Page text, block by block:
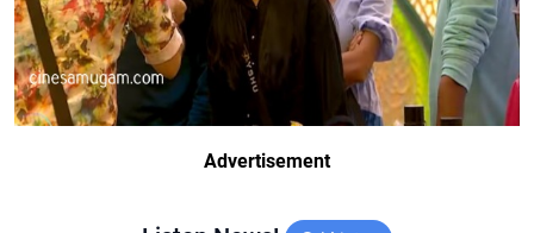
Advertisement